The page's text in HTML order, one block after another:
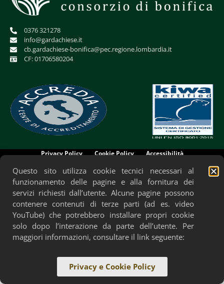
0376 321278
info@gardachiese.it
cb.gardachiese-bonifica@pec.regione.lombardia.it
CF: 01706580204
Privacy Policy Cookie Policy Accessibilità
Questo sito utilizza cookie tecnici necessari al
funzionamento delle pagine e alla fornitura dei
servizi richiesti dall’utente. Alcune pagine possono
contenere contenuti di terze parti (ad es. video
YouTube) che potrebbero installare propri cookie
solo dopo l’interazione da parte dell’utente. Per
maggiori informazioni, consultare il link seguente:
Privacy e Cookie Policy